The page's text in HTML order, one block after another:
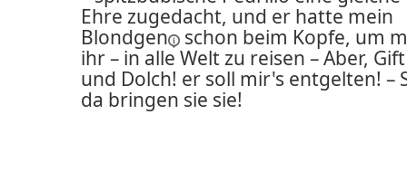
Ehre zugedacht, und er hatte mein
Blondgen
schon beim Kopfe, um
ihr – in alle Welt zu reisen – Aber, Gift
und Dolch! er soll mir's entgelten! –
da bringen sie sie!